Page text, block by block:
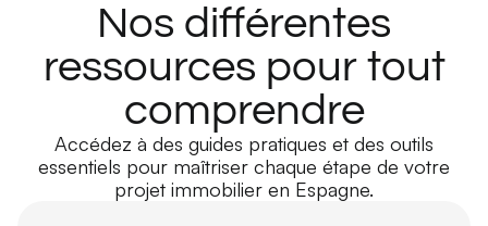
Nos différentes
ressources pour tout
comprendre
Accédez à des guides pratiques et des outils
essentiels pour maîtriser chaque étape de votre
projet immobilier en Espagne.